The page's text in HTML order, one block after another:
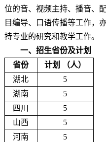
位的音、视频主持、播音、
目编导、口语传播等工作，
持专业的研究和教学工作。
一、招生省份及计划
省份
计划 （人）
湖北
5
湖南
5
四川
5
山西
5
河南
5